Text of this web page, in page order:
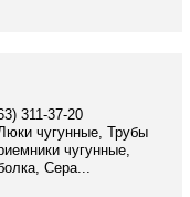
311-37-20
чугунные, Трубы
чугунные,
Сера...